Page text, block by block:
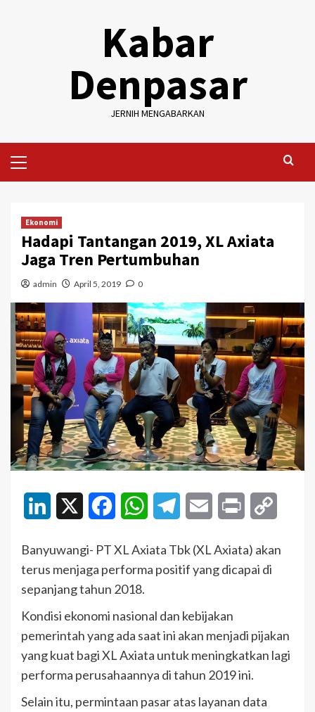
Kabar
Denpasar
JERNIH MENGABARKAN
Menu
Ekonomi
Hadapi Tantangan 2019, XL Axiata
Jaga Tren Pertumbuhan
admin April 5, 2019 0
LinkedIn FacebookWhatsAppTelegramEmail Print
Banyuwangi- PT XL Axiata Tbk (XL Axiata) akan
terus menjaga performa positif yang dicapai di
sepanjang tahun 2018.
Kondisi ekonomi nasional dan kebijakan
pemerintah yang ada saat ini akan menjadi pijakan
yang kuat bagi XL Axiata untuk meningkatkan lagi
performa perusahaannya di tahun 2019 ini.
Selain itu, permintaan pasar atas layanan data